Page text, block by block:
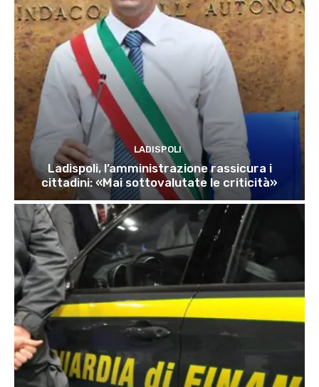
LADISPOLI
Ladispoli, l’amministrazione rassicura i
cittadini: «Mai sottovalutate le criticità»